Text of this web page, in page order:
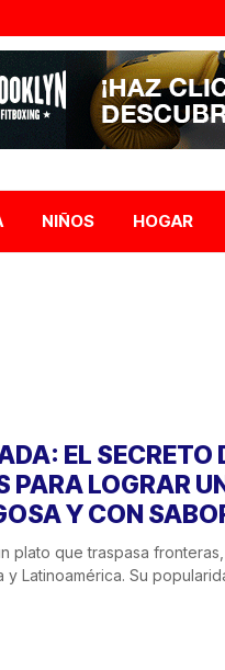
NIÑOS HOGAR
EL SECRETO
PARA LOGRAR
Y CON
plato que traspasa
y Latinoamérica. Su